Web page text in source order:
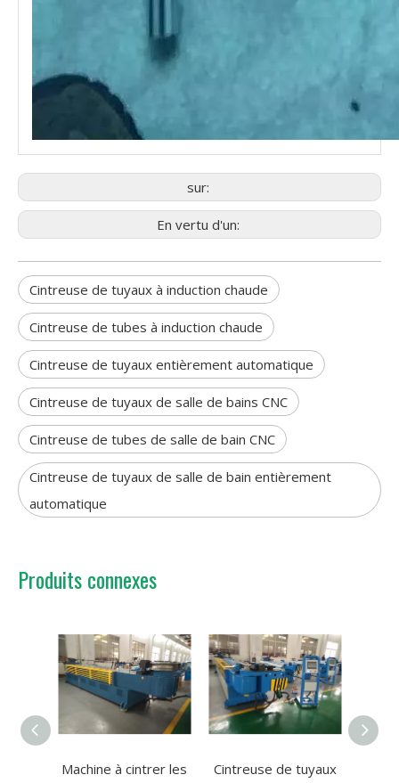
sur:
En vertu d'un:
Cintreuse de tuyaux à induction chaude
Cintreuse de tubes à induction chaude
Cintreuse de tuyaux entièrement automatique
Cintreuse de tuyaux de salle de bains CNC
Cintreuse de tubes de salle de bain CNC
Cintreuse de tuyaux de salle de bain entièrement
automatique
Produits connexes
Machine à cintrer les
Cintreuse de tuyaux